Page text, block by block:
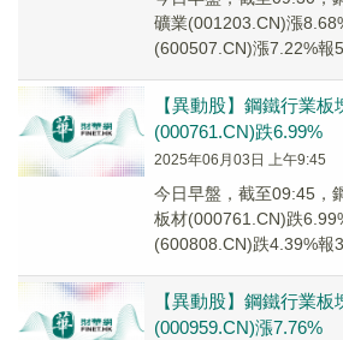
礦業(001203.CN)漲
(600507.CN)漲7.22%報
【異動股】鋼鐵行業
(000761.CN)跌6.99%
2025年06月03日 上午9:45
今日早盤，截至09:45，
板材(000761.CN)跌
(600808.CN)跌4.39%報
【異動股】鋼鐵行業
(000959.CN)漲7.76%